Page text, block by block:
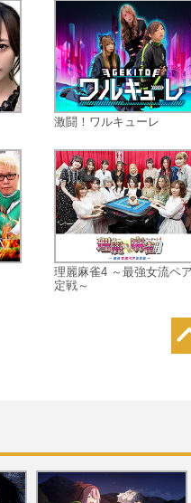
激闘！ワルキューレ
理麗麻雀4 ～最強女流ペ
定戦～